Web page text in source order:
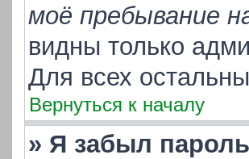
моё пребывание
видны только
Для всех
Вернуться к началу
» Я забыл